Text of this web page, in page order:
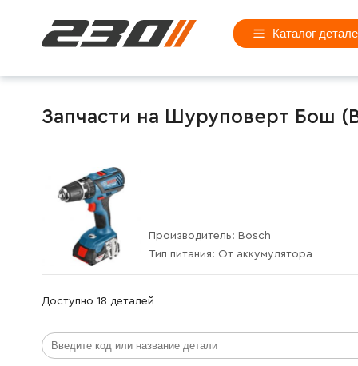
Каталог
Запчасти на Шуруповерт Бош
Производитель: Bosch
Тип питания: От аккумулятора
Доступно 18 деталей